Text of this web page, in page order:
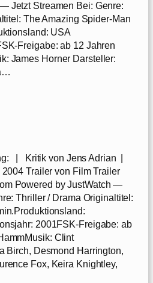
Jetzt Streamen Bei: Genre:
The Amazing Spider-Man
USA
Freigabe: ab 12 Jahren
James Horner Darsteller:
| Kritik von Jens Adrian |
Trailer von Film Trailer
Powered by JustWatch —
Thriller / Drama Originaltitel:
2001FSK-Freigabe: ab
Clint
Birch, Desmond Harrington,
Fox, Keira Knightley,